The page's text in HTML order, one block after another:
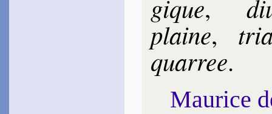
gique,
plaine,
quar­ree.
Maurice